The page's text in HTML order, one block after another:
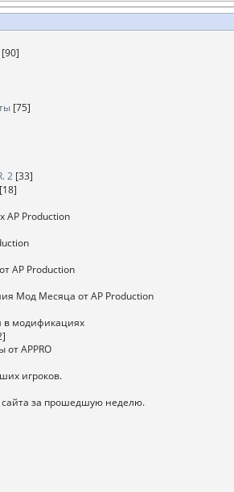
[90]
[75]
2 [33]
[18]
AP Production
AP Production
Мод Месяца от AP Production
в модификациях
APPRO
игроков.
за прошедшую неделю.